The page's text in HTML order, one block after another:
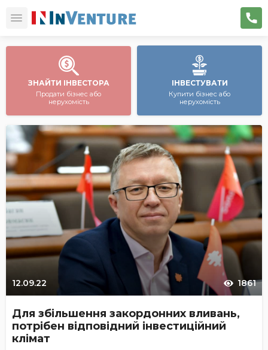
ЗНАЙТИ ІНВЕСТОРА
Продати бізнес або
нерухомість
ІНВЕСТУВАТИ
Купити бізнес або
нерухомість
12.09.22 1861
Для збільшення закордонних вливань,
потрібен відповідний інвестиційний
клімат